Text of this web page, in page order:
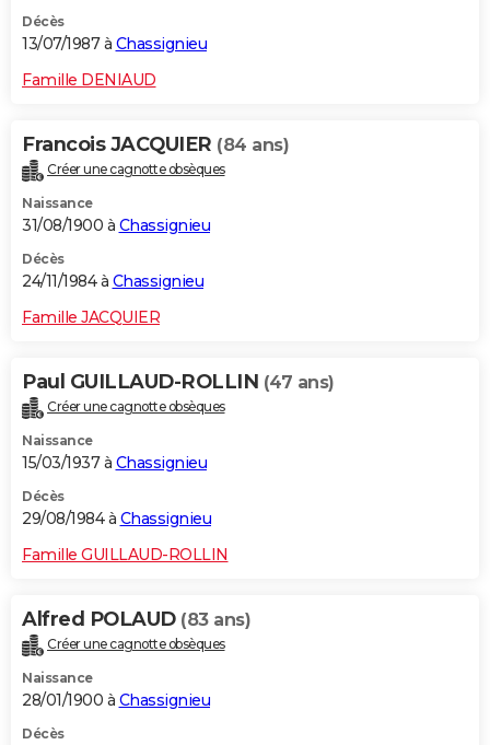
Décès
13/07/1987 à Chassignieu
Famille DENIAUD
Francois JACQUIER (84 ans)
Créer une cagnotte obsèques
Naissance
31/08/1900 à Chassignieu
Décès
24/11/1984 à Chassignieu
Famille JACQUIER
Paul GUILLAUD-ROLLIN (47 ans)
Créer une cagnotte obsèques
Naissance
15/03/1937 à Chassignieu
Décès
29/08/1984 à Chassignieu
Famille GUILLAUD-ROLLIN
Alfred POLAUD (83 ans)
Créer une cagnotte obsèques
Naissance
28/01/1900 à Chassignieu
Décès